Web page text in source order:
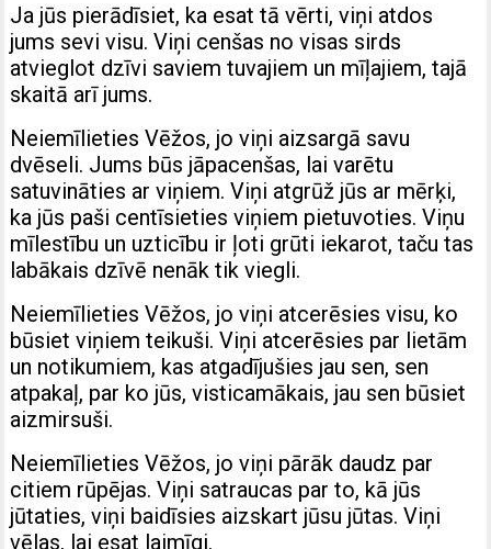
Ja jūs pierādīsiet, ka esat tā vērti, viņi atdos
jums sevi visu. Viņi cenšas no visas sirds
atvieglot dzīvi saviem tuvajiem un mīļajiem, tajā
skaitā arī jums.
Neiemīlieties Vēžos, jo viņi aizsargā savu
dvēseli. Jums būs jāpacenšas, lai varētu
satuvināties ar viņiem. Viņi atgrūž jūs ar mērķi,
ka jūs paši centīsieties viņiem pietuvoties. Viņu
mīlestību un uzticību ir ļoti grūti iekarot, taču tas
labākais dzīvē nenāk tik viegli.
Neiemīlieties Vēžos, jo viņi atcerēsies visu, ko
būsiet viņiem teikuši. Viņi atcerēsies par lietām
un notikumiem, kas atgadījušies jau sen, sen
atpakaļ, par ko jūs, visticamākais, jau sen būsiet
aizmirsuši.
Neiemīlieties Vēžos, jo viņi pārāk daudz par
citiem rūpējas. Viņi satraucas par to, kā jūs
jūtaties, viņi baidīsies aizskart jūsu jūtas. Viņi
vēlas, lai esat laimīgi.